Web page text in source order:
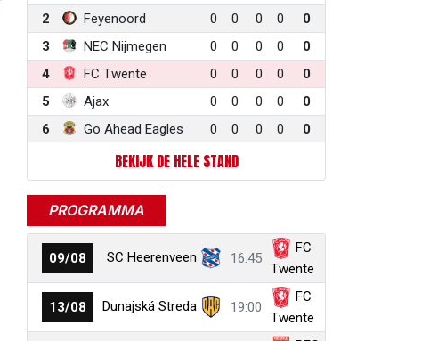
2
Feyenoord 0 0 0 0
0
3
NEC Nijmegen 0 0 0 0
0
4
FC Twente 0 0 0 0
0
5
Ajax 0 0 0 0
0
6
Go Ahead Eagles 0 0 0 0 0
BEKIJK DE HELE STAND
PROGRAMMA
09/08 SC Heerenveen 16:45
FC
Twente
13/08 Dunajská Streda 19:00
FC
Twente